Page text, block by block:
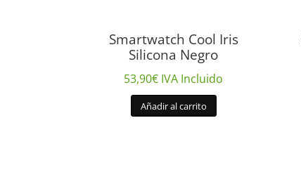
Smartwatch Cool Iris
Silicona Negro
53,90€ IVA Incluido
Añadir al carrito